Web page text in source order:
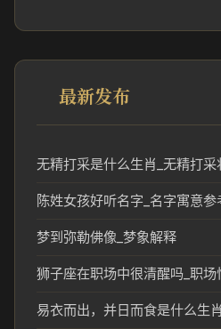
最新发布
陈姓女孩好听名字_名字寓意参
梦到弥勒佛像_梦象解释
狮子座在职场中很清醒吗_职